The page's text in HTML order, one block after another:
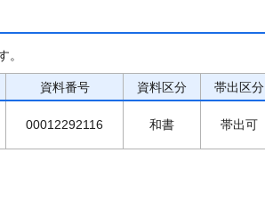
。
資料番号 資料区分 帯出区分
00012292116 和書 帯出可